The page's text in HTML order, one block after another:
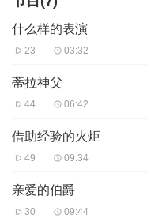
什么样的表演
23 03:32
蒂拉神父
44 06:42
借助经验的火炬
49 09:34
亲爱的伯爵
30 09:44